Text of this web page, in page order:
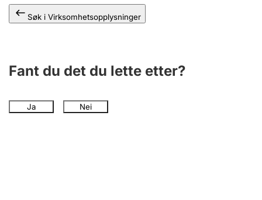
Søk i Virksomhetsopplysninger
Fant du det du lette etter?
Ja Nei